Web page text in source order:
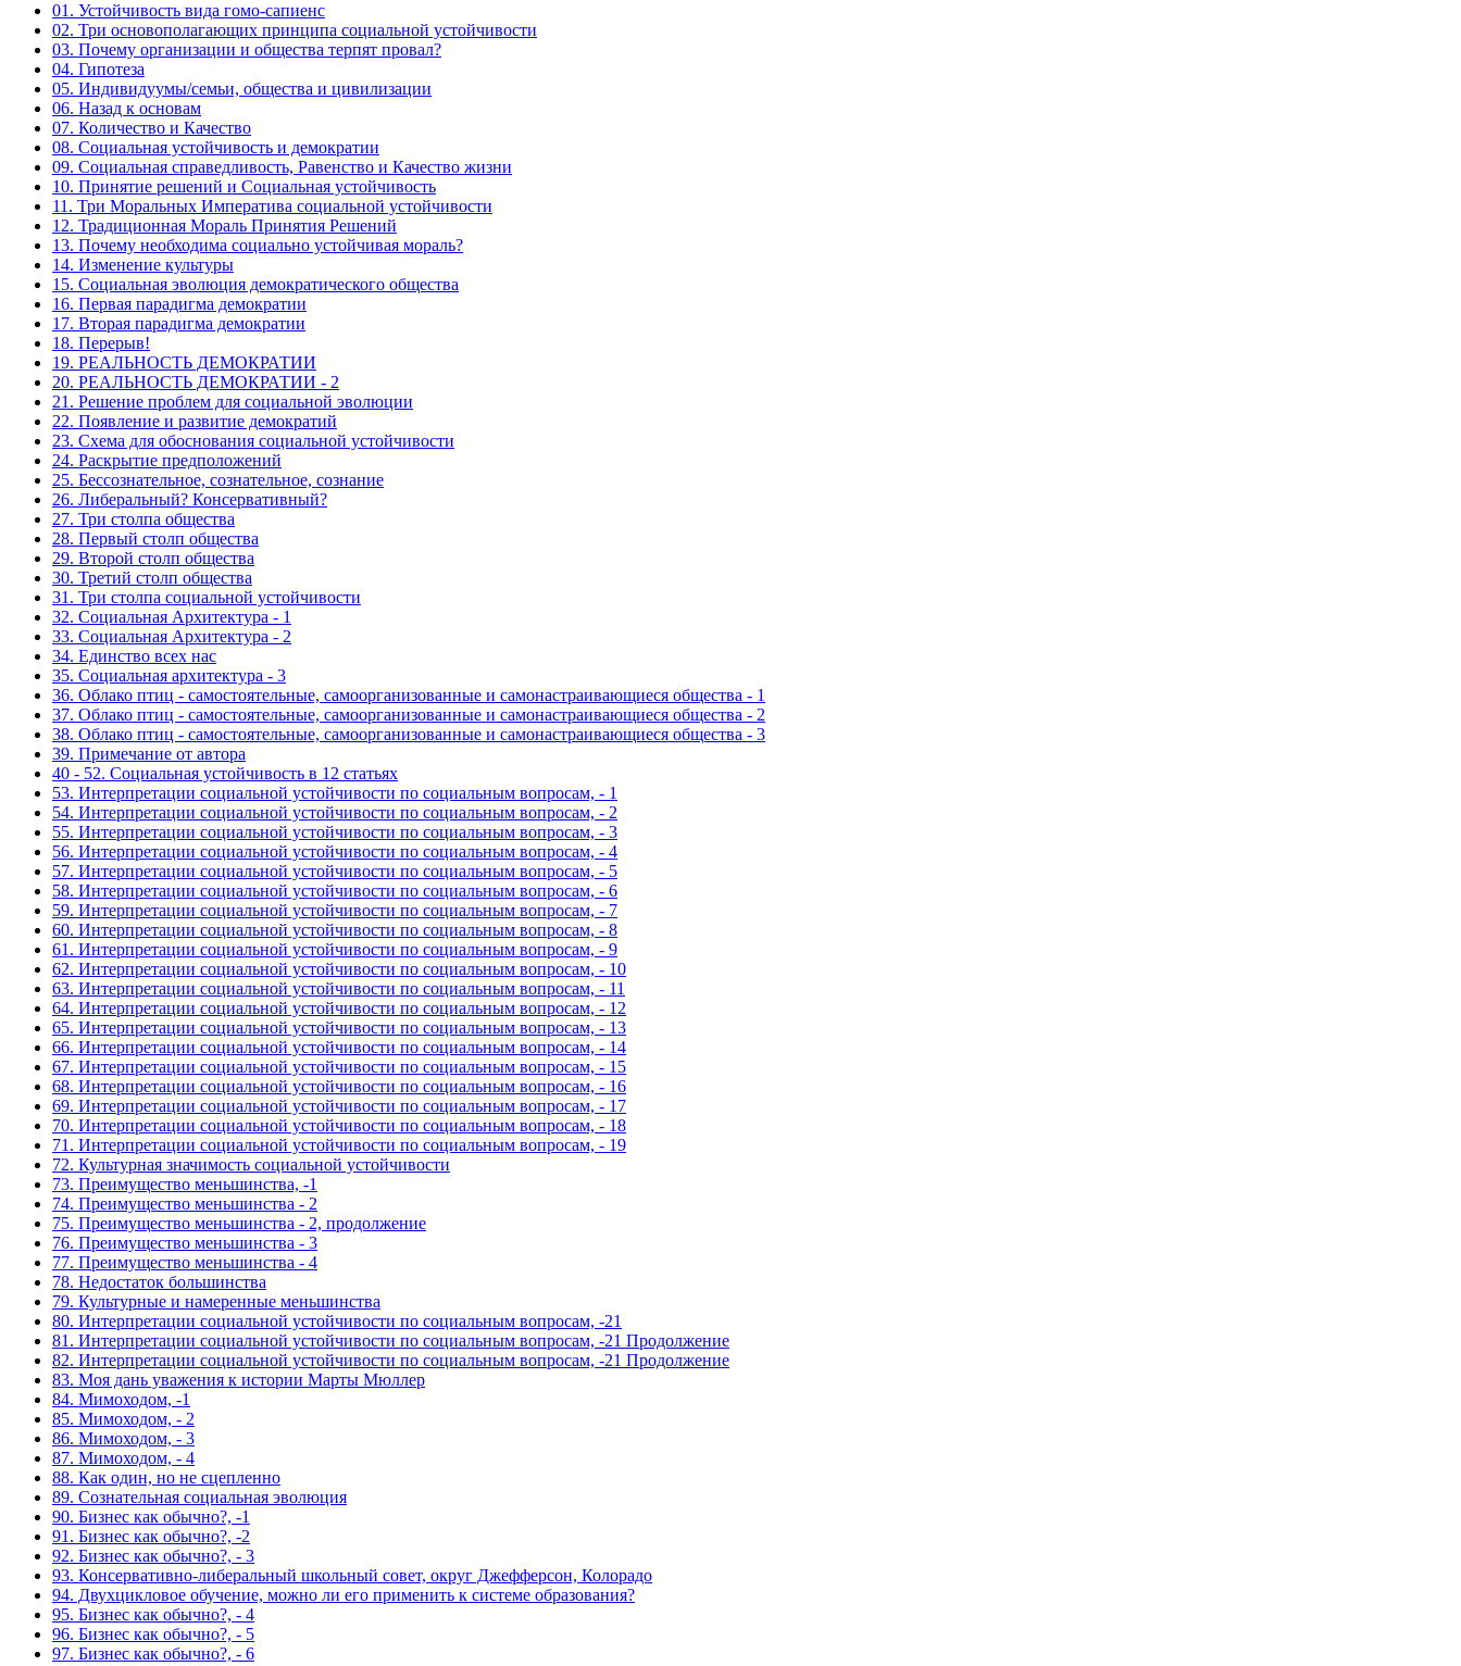
01. Устойчивость вида гомо-сапиенс
02. Три основополагающих принципа социальной устойчивости
03. Почему организации и общества терпят провал?
04. Гипотеза
05. Индивидуумы/семьи, общества и цивилизации
06. Назад к основам
07. Количество и Качество
08. Социальная устойчивость и демократии
09. Социальная справедливость, Равенство и Качество жизни
10. Принятие решений и Социальная устойчивость
11. Три Моральных Императива социальной устойчивости
12. Традиционная Мораль Принятия Решений
13. Почему необходима социально устойчивая мораль?
14. Изменение культуры
15. Социальная эволюция демократического общества
16. Первая парадигма демократии
17. Вторая парадигма демократии
18. Перерыв!
19. РЕАЛЬНОСТЬ ДЕМОКРАТИИ
20. РЕАЛЬНОСТЬ ДЕМОКРАТИИ - 2
21. Решение проблем для социальной эволюции
22. Появление и развитие демократий
23. Схема для обоснования социальной устойчивости
24. Раскрытие предположений
25. Бессознательное, сознательное, сознание
26. Либеральный? Консервативный?
27. Три столпа общества
28. Первый столп общества
29. Второй столп общества
30. Третий столп общества
31. Три столпа социальной устойчивости
32. Социальная Архитектура - 1
33. Социальная Архитектура - 2
34. Единство всех нас
35. Социальная архитектура - 3
36. Облако птиц - самостоятельные, самоорганизованные и самонастраивающиеся общества - 1
37. Облако птиц - самостоятельные, самоорганизованные и самонастраивающиеся общества - 2
38. Облако птиц - самостоятельные, самоорганизованные и самонастраивающиеся общества - 3
39. Примечание от автора
40 - 52. Социальная устойчивость в 12 статьях
53. Интерпретации социальной устойчивости по социальным вопросам, - 1
54. Интерпретации социальной устойчивости по социальным вопросам, - 2
55. Интерпретации социальной устойчивости по социальным вопросам, - 3
56. Интерпретации социальной устойчивости по социальным вопросам, - 4
57. Интерпретации социальной устойчивости по социальным вопросам, - 5
58. Интерпретации социальной устойчивости по социальным вопросам, - 6
59. Интерпретации социальной устойчивости по социальным вопросам, - 7
60. Интерпретации социальной устойчивости по социальным вопросам, - 8
61. Интерпретации социальной устойчивости по социальным вопросам, - 9
62. Интерпретации социальной устойчивости по социальным вопросам, - 10
63. Интерпретации социальной устойчивости по социальным вопросам, - 11
64. Интерпретации социальной устойчивости по социальным вопросам, - 12
65. Интерпретации социальной устойчивости по социальным вопросам, - 13
66. Интерпретации социальной устойчивости по социальным вопросам, - 14
67. Интерпретации социальной устойчивости по социальным вопросам, - 15
68. Интерпретации социальной устойчивости по социальным вопросам, - 16
69. Интерпретации социальной устойчивости по социальным вопросам, - 17
70. Интерпретации социальной устойчивости по социальным вопросам, - 18
71. Интерпретации социальной устойчивости по социальным вопросам, - 19
72. Культурная значимость социальной устойчивости
73. Преимущество меньшинства, -1
74. Преимущество меньшинства - 2
75. Преимущество меньшинства - 2, продолжение
76. Преимущество меньшинства - 3
77. Преимущество меньшинства - 4
78. Недостаток большинства
79. Культурные и намеренные меньшинства
80. Интерпретации социальной устойчивости по социальным вопросам, -21
81. Интерпретации социальной устойчивости по социальным вопросам, -21 Продолжение
82. Интерпретации социальной устойчивости по социальным вопросам, -21 Продолжение
83. Моя дань уважения к истории Марты Мюллер
84. Мимоходом, -1
85. Мимоходом, - 2
86. Мимоходом, - 3
87. Мимоходом, - 4
88. Как один, но не сцепленно
89. Сознательная социальная эволюция
90. Бизнес как обычно?, -1
91. Бизнес как обычно?, -2
92. Бизнес как обычно?, - 3
93. Консервативно-либеральный школьный совет, округ Джефферсон, Колорадо
94. Двухцикловое обучение, можно ли его применить к системе образования?
95. Бизнес как обычно?, - 4
96. Бизнес как обычно?, - 5
97. Бизнес как обычно?, - 6